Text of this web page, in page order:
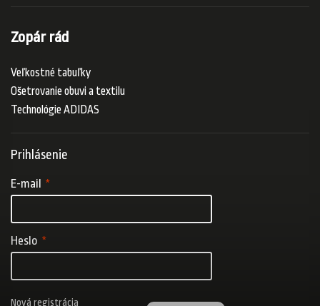
Zopár rád
Veľkostné tabuľky
Ošetrovanie obuvi a textilu
Technológie ADIDAS
Prihlásenie
E-mail
Heslo
Nová registrácia